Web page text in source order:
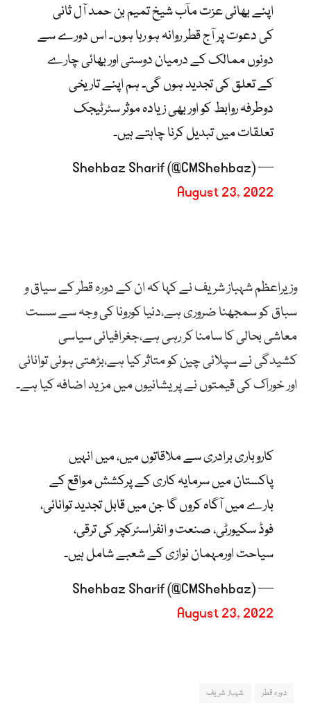
اپنے بھائی عزت مآب شیخ تمیم بن حمد آل ثانی
کی دعوت پر آج قطر روانہ ہو رہا ہوں۔ اس دورے سے
دونوں ممالک کے درمیان دوستی اور بھائی چارے
کے تعلق کی تجدید ہوں گی۔ ہم اپنے تاریخی
دوطرفہ روابط کو اور بھی زیادہ موثر سٹرٹیجک
تعلقات میں تبدیل کرنا چاہتے ہیں۔
— Shehbaz Sharif (@CMShehbaz)
August 23, 2022
وزیراعظم شہباز شریف نے کہا کہ ان کے دورہ قطر کے سیاق و
سباق کو سمجھنا ضروری ہے،دنیا کورونا کی وجہ سے سست
معاشی بحالی کا سامنا کر رہی ہے،جغرافیائی سیاسی
کشیدگی نے سپلائی چین کو متاثر کیا ہے،بڑھتی ہوئی توانائی
اور خوراک کی قیمتوں نے پریشانیوں میں مزید اضافہ کیا ہے۔
کاروباری برادری سے ملاقاتوں میں، میں انہیں
پاکستان میں سرمایہ کاری کے پرکشش مواقع کے
بارے میں آگاہ کروں گا جن میں قابل تجدید توانائی،
فوڈ سکیورٹی، صنعت و انفراسٹرکچر کی ترقی،
سیاحت اورمہمان نوازی کے شعبے شامل ہیں۔
— Shehbaz Sharif (@CMShehbaz)
August 23, 2022
دورہ قطر شہباز شریف